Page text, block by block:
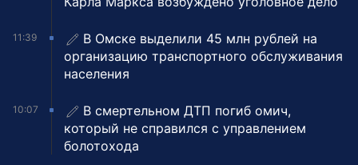
11:39
В Омске выделили 45 млн рублей на
организацию транспортного обслуживания
населения
10:07
В смертельном ДТП погиб омич,
который не справился с управлением
болотохода